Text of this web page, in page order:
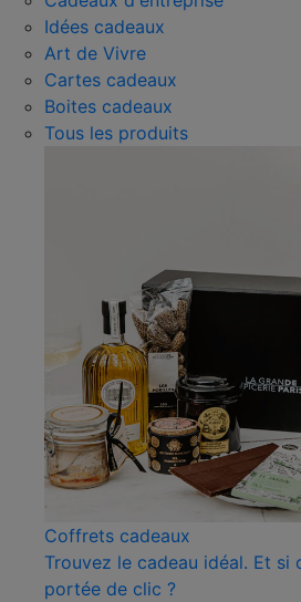
Idées cadeaux
Art de Vivre
Cartes cadeaux
Boites cadeaux
Tous les produits
Coffrets cadeaux
Trouvez le cadeau idéal. Et si
portée de clic ?